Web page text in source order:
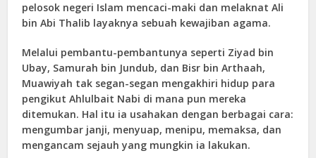
pelosok negeri Islam mencaci-maki dan melaknat Ali
bin Abi Thalib layaknya sebuah kewajiban agama.
Melalui pembantu-pembantunya seperti Ziyad bin
Ubay, Samurah bin Jundub, dan Bisr bin Arthaah,
Muawiyah tak segan-segan mengakhiri hidup para
pengikut Ahlulbait Nabi di mana pun mereka
ditemukan. Hal itu ia usahakan dengan berbagai cara:
mengumbar janji, menyuap, menipu, memaksa, dan
mengancam sejauh yang mungkin ia lakukan.